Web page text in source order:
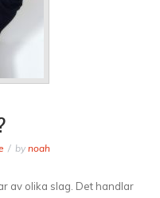
by noah
av olika slag. Det handlar